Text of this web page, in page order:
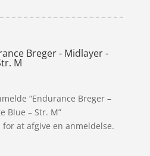
Breger - Midlayer -
M
“Endurance Breger –
Blue – Str. M”
for at afgive en anmeldelse.